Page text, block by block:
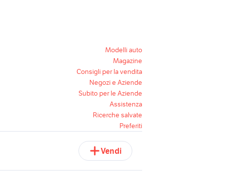
Modelli auto
Magazine
Consigli per la vendita
Negozi e Aziende
Subito per le Aziende
Assistenza
Ricerche salvate
Preferiti
Vendi